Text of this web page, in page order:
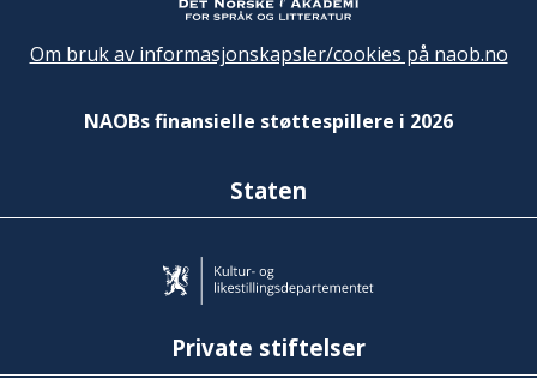
Om bruk av informasjonskapsler/cookies på naob.no
NAOBs finansielle støttespillere i 2026
Staten
Private stiftelser